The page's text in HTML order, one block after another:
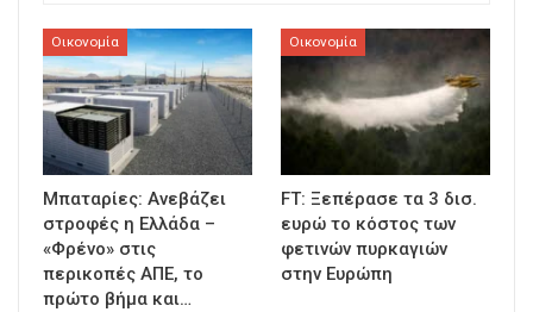
Οικονομία
Μπαταρίες: Ανεβάζει
στροφές η Ελλάδα –
«Φρένο» στις
περικοπές ΑΠΕ, το
πρώτο βήμα και…
Οικονομία
FT: Ξεπέρασε τα 3 δισ.
ευρώ το κόστος των
φετινών πυρκαγιών
στην Ευρώπη